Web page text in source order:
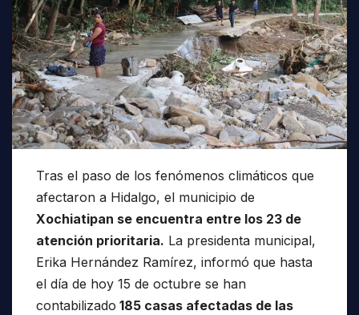
Tras el paso de los fenómenos climáticos que
afectaron a Hidalgo, el municipio de
Xochiatipan se encuentra entre los 23 de
atención prioritaria. La presidenta municipal,
Erika Hernández Ramírez, informó que hasta
el día de hoy 15 de octubre se han
contabilizado 185 casas afectadas de las